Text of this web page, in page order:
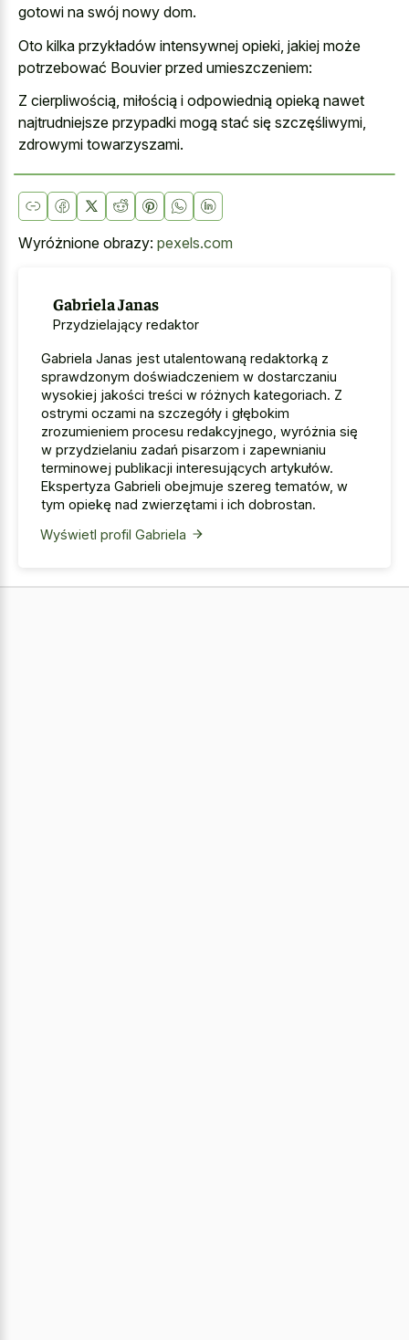
gotowi na swój nowy dom.
Oto kilka przykładów intensywnej opieki, jakiej może
potrzebować Bouvier przed umieszczeniem:
Z cierpliwością, miłością i odpowiednią opieką nawet
najtrudniejsze przypadki mogą stać się szczęśliwymi,
zdrowymi towarzyszami.
Wyróżnione obrazy: pexels.com
Gabriela Janas
Przydzielający redaktor
Gabriela Janas jest utalentowaną redaktorką z
sprawdzonym doświadczeniem w dostarczaniu
wysokiej jakości treści w różnych kategoriach. Z
ostrymi oczami na szczegóły i głębokim
zrozumieniem procesu redakcyjnego, wyróżnia się
w przydzielaniu zadań pisarzom i zapewnianiu
terminowej publikacji interesujących artykułów.
Ekspertyza Gabrieli obejmuje szereg tematów, w
tym opiekę nad zwierzętami i ich dobrostan.
Wyświetl profil Gabriela